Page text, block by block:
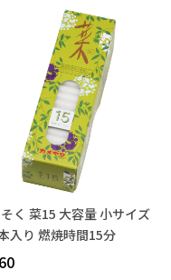
く 菜15 大容量 小サイズ
入り 燃焼時間15分